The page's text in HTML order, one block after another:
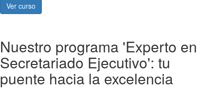
Ver curso
Nuestro programa 'Experto en
Secretariado Ejecutivo': tu
puente hacia la excelencia